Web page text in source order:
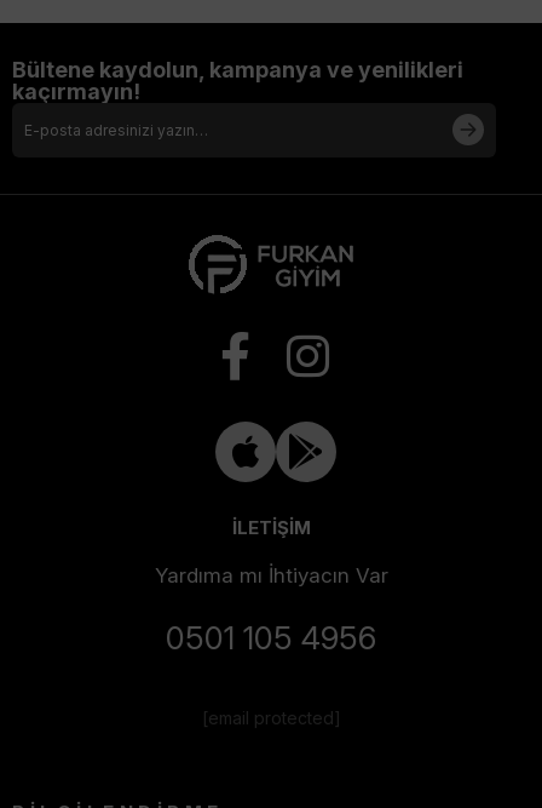
Bültene kaydolun, kampanya ve yenilikleri
kaçırmayın!
İLETİŞİM
Yardıma mı İhtiyacın Var
0501 105 4956
[email protected]